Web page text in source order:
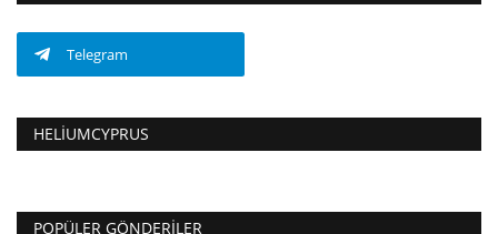
Telegram
HELIUMCYPRUS
POPÜLER GÖNDERILER